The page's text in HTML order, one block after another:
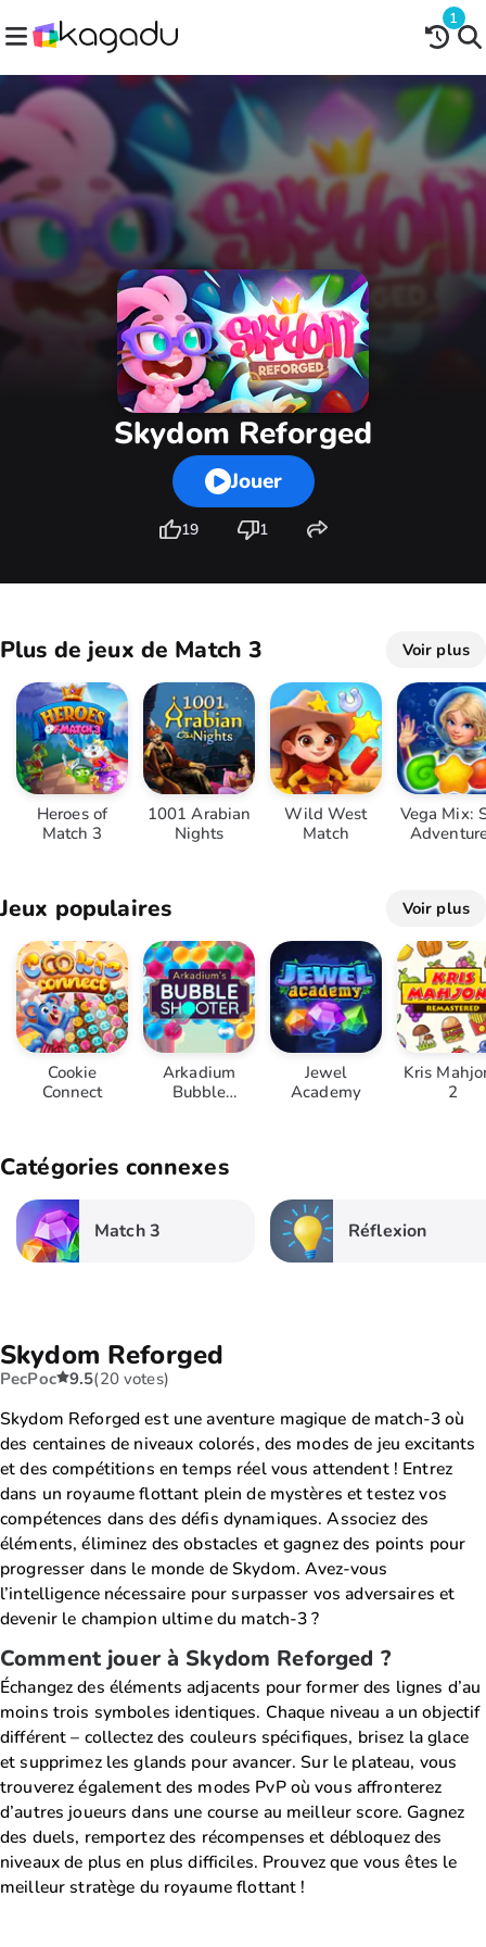
1
Skydom Reforged
Jouer
19 1
Plus de jeux de Match 3 Voir plus
Heroes of
Match 3
1001 Arabian
Nights
Wild West
Match
Vega Mix:
Jeux populaires Voir plus
Cookie
Connect
Arkadium
Bubble
Jewel
Academy
Kris
2
Catégories connexes
Match 3 Réflexion
Skydom Reforged
PecPoc 9.5(20 votes)
Skydom Reforged est une aventure magique de match-3 où
des centaines de niveaux colorés, des modes de jeu excitants
et des compétitions en temps réel vous attendent ! Entrez
dans un royaume flottant plein de mystères et testez vos
compétences dans des défis dynamiques. Associez des
éléments, éliminez des obstacles et gagnez des points pour
progresser dans le monde de Skydom. Avez-vous
l’intelligence nécessaire pour surpasser vos adversaires et
devenir le champion ultime du match-3 ?
Comment jouer à Skydom Reforged ?
Échangez des éléments adjacents pour former des lignes d’au
moins trois symboles identiques. Chaque niveau a un objectif
différent – collectez des couleurs spécifiques, brisez la glace
et supprimez les glands pour avancer. Sur le plateau, vous
trouverez également des modes PvP où vous affronterez
d’autres joueurs dans une course au meilleur score. Gagnez
des duels, remportez des récompenses et débloquez des
niveaux de plus en plus difficiles. Prouvez que vous êtes le
meilleur stratège du royaume flottant !